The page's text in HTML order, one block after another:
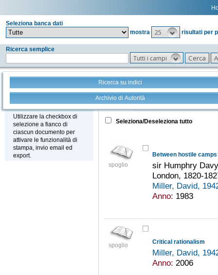
Seleziona banca dati
mostra
25 risultati per
Ricerca semplice
Tutti i campi
Ricerca su indici
Archivio di Autorità
Stampa - Email - Export
Utilizzare la checkbox di
selezione a fianco di
ciascun documento per
attivare le funzionalità di
stampa, invio email ed
export.
Tutto +
Seleziona/Deseleziona tutto
spoglio
Between hostile camps
sir Humphry
London, 1820-
Miller, David,
Anno: 1983
spoglio Critical rationalism
Miller, David,
Anno: 2006